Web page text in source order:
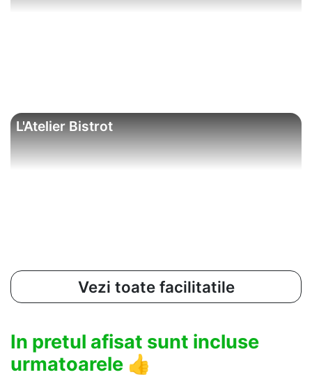
L'Atelier Bistrot
Vezi toate facilitatile
In pretul afisat sunt incluse
urmatoarele 👍